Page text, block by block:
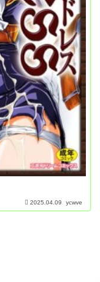
2025.04.09 ycwve